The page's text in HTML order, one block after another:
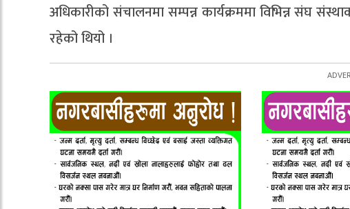
अधिकारीको संचालनमा सम्पन्न कार्यक्रममा विभिन्न संघ
रहेको थियो ।